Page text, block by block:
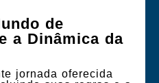
de
a Dinâmica da
jornada oferecida